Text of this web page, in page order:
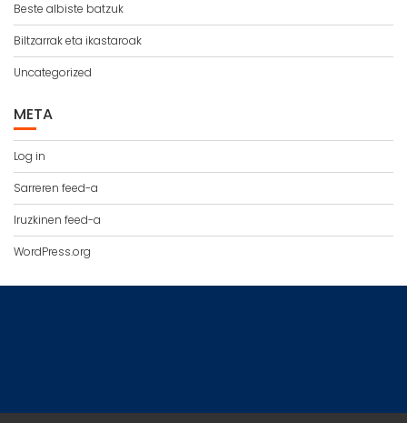
Beste albiste batzuk
Biltzarrak eta ikastaroak
Uncategorized
META
Log in
Sarreren feed-a
Iruzkinen feed-a
WordPress.org